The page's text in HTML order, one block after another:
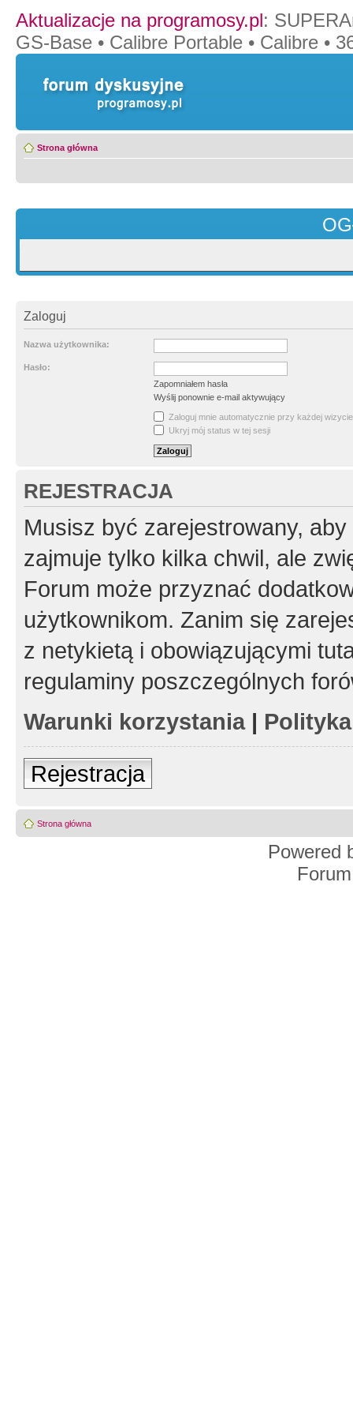
Aktualizacje na programosy.pl:
GS-Base • Calibre Portable • Calibre •
Strona główna
Zaloguj
Nazwa użytkownika:
Hasło:
Zapomniałem hasła
Wyślij ponownie e-mail aktywujący
Zaloguj mnie automatycznie przy każdej wizycie
Ukryj mój status w tej sesji
REJESTRACJA
Musisz być zarejestrowany,
zajmuje tylko kilka chwil, ale
Forum może przyznać
użytkownikom. Zanim się
z netykietą i obowiązującymi
regulaminy poszczególnych
Warunki korzystania|
Rejestracja
Strona główna
Powered